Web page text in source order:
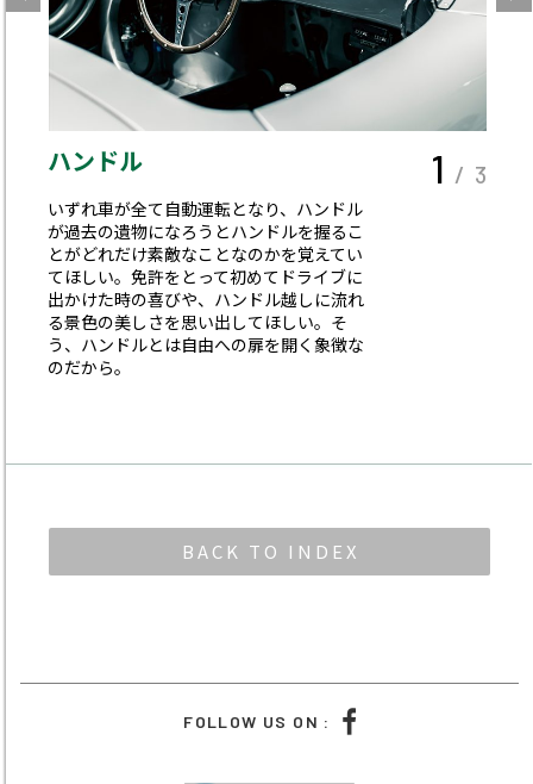
1 / 3
ハンドル
いずれ車が全て自動運転となり、ハンドル
が過去の遺物になろうとハンドルを握るこ
とがどれだけ素敵なことなのかを覚えてい
てほしい。免許をとって初めてドライブに
出かけた時の喜びや、ハンドル越しに流れ
る景色の美しさを思い出してほしい。そ
う、ハンドルとは自由への扉を開く象徴な
のだから。
BACK TO INDEX
FOLLOW US ON :